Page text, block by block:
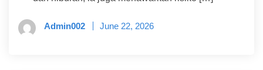
Admin002 June 22, 2026